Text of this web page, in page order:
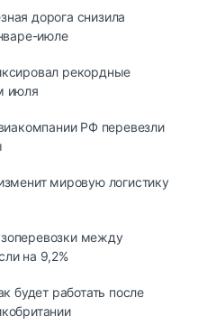
дорога снизила
июле
рекордные
июля
РФ перевезли
мировую логистику
между
на 9,2%
будет работать после